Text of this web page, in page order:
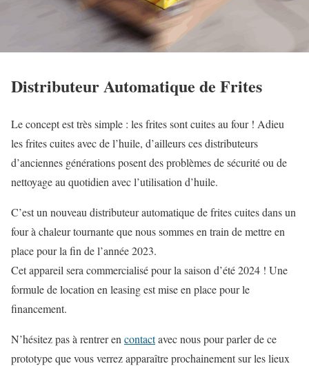
Distributeur Automatique de Frites
Le concept est très simple : les frites sont cuites au four ! Adieu
les frites cuites avec de l’huile, d’ailleurs ces distributeurs
d’anciennes générations posent des problèmes de sécurité ou de
nettoyage au quotidien avec l’utilisation d’huile.
C’est un nouveau distributeur automatique de frites cuites dans un
four à chaleur tournante que nous sommes en train de mettre en
place pour la fin de l’année 2023.
Cet appareil sera commercialisé pour la saison d’été 2024 ! Une
formule de location en leasing est mise en place pour le
financement.
N’hésitez pas à rentrer en contactavec nous pour parler de ce
prototype que vous verrez apparaître prochainement sur les lieux